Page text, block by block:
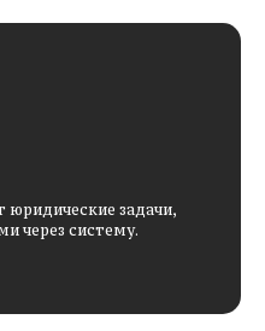
задачи,
через систему.